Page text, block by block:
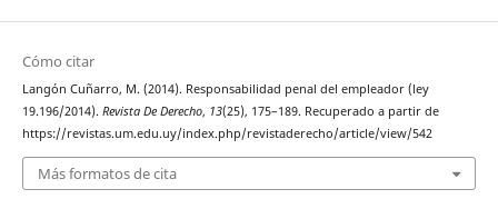
Cómo citar
Langón Cuñarro, M. (2014). Responsabilidad penal del empleador (ley
19.196/2014). Revista De Derecho, 13(25), 175–189. Recuperado a partir de
https://revistas.um.edu.uy/index.php/revistaderecho/article/view/542
Más formatos de cita